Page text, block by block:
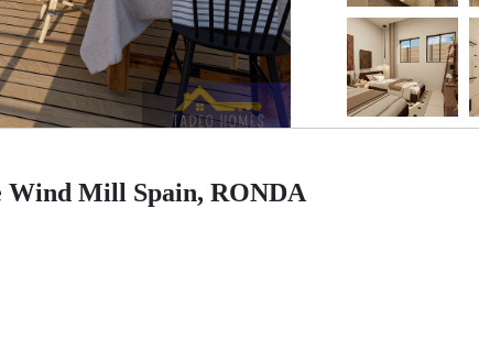
Wind Mill Spain, RONDA